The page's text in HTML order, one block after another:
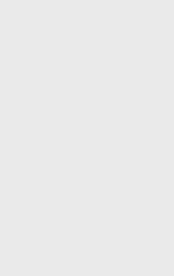
почту и получи
бронирование!